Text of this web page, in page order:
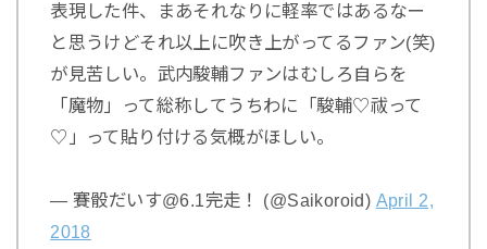
表現した件、まあそれなりに軽率ではあるなー
と思うけどそれ以上に吹き上がってるファン(笑)
が見苦しい。武内駿輔ファンはむしろ自らを
「魔物」って総称してうちわに「駿輔♡祓って
♡」って貼り付ける気概がほしい。
— 賽骰だいす@6.1完走！ (@Saikoroid) April 2,
2018